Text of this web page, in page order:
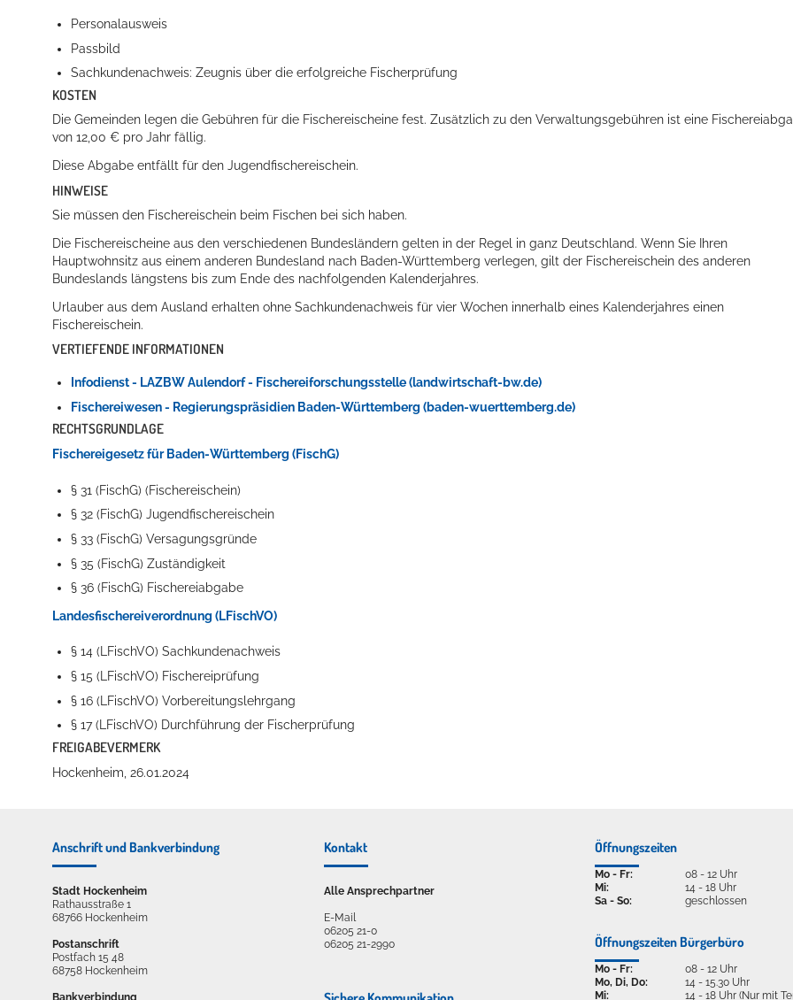
Die Stadthalle Hockenheim bietet den perfekten Standort für Events aller Art!
mehr dazu...
Erleben in Hockenheim
Spaß unter prickelnden Wasserfällen, das rauschende Meer im Wellenbecken oder doch lieber die pure Entspannung auf der
mehr dazu...
Personalausweis
Passbild
Sachkundenachweis: Zeugnis über die erfolgreiche Fischerprüfung
KOSTEN
Die Gemeinden legen die Gebühren für die Fischereischeine fest. Zusätzlich zu den Verwaltungsgebühren ist eine
von 12,00 € pro Jahr fällig.
Diese Abgabe entfällt für den Jugendfischereischein.
HINWEISE
Sie müssen den Fischereischein beim Fischen bei sich haben.
Die Fischereischeine aus den verschiedenen Bundesländern gelten in der Regel in ganz Deutschland. Wenn Sie Ihren
Hauptwohnsitz aus einem anderen Bundesland nach Baden-Württemberg verlegen, gilt der Fischereischein des anderen
Bundeslands längstens bis zum Ende des nachfolgenden Kalenderjahres.
Urlauber aus dem Ausland erhalten ohne Sachkundenachweis für vier Wochen innerhalb eines Kalenderjahres einen
Fischereischein.
VERTIEFENDE INFORMATIONEN
Infodienst - LAZBW Aulendorf - Fischereiforschungsstelle (landwirtschaft-bw.de)
Fischereiwesen - Regierungspräsidien Baden-Württemberg (baden-wuerttemberg.de)
RECHTSGRUNDLAGE
Fischereigesetz für Baden-Württemberg (FischG)
§ 31 (FischG) (Fischereischein)
§ 32 (FischG) Jugendfischereischein
§ 33 (FischG) Versagungsgründe
§ 35 (FischG) Zuständigkeit
§ 36 (FischG) Fischereiabgabe
Landesfischereiverordnung (LFischVO)
§ 14 (LFischVO) Sachkundenachweis
§ 15 (LFischVO) Fischereiprüfung
§ 16 (LFischVO) Vorbereitungslehrgang
§ 17 (LFischVO) Durchführung der Fischerprüfung
FREIGABEVERMERK
Hockenheim, 26.01.2024
Anschrift und Bankverbindung
Stadt Hockenheim
Rathausstraße 1
68766 Hockenheim
Postanschrift
Postfach 15 48
68758 Hockenheim
Bankverbindung
Kontakt
Alle Ansprechpartner
E-Mail
06205 21-0
06205 21-2990
Öffnungszeiten
Mo - Fr:
Mi:
Sa - So:
08 - 12 Uhr
14 - 18 Uhr
geschlossen
Öffnungszeiten Bürgerbüro
Mo - Fr:
Mo, Di, Do:
Mi:
08 - 12 Uhr
14 - 15.30 Uhr
14 - 18 Uhr (Nur mit